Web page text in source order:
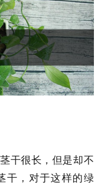
干很长，但是却不
干，对于这样的绿